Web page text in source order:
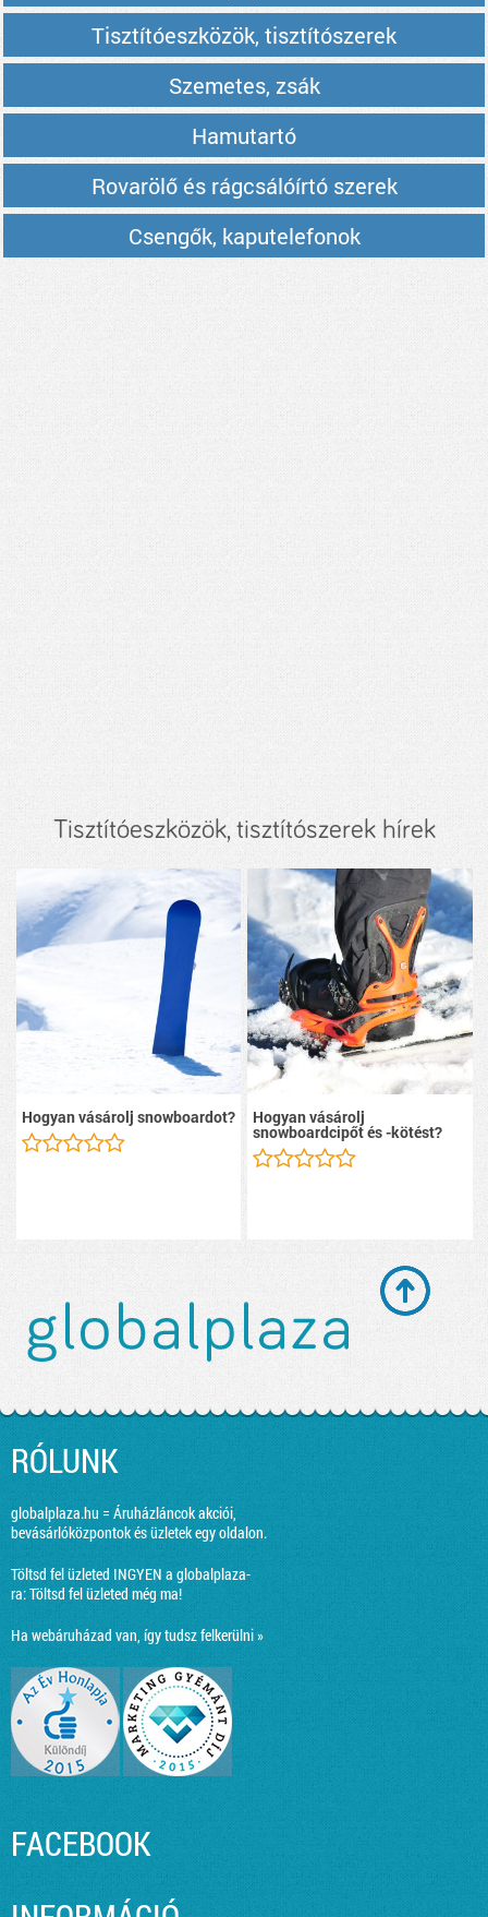
Tisztítóeszközök, tisztítószerek
Szemetes, zsák
Hamutartó
Rovarölő és rágcsálóírtó szerek
Csengők, kaputelefonok
Tisztítóeszközök, tisztítószerek hírek
Hogyan vásárolj snowboardot? Hogyan vásárolj
snowboardcipőt és -kötést?
RÓLUNK
globalplaza.hu = Áruházláncok akciói,
bevásárlóközpontok és üzletek egy oldalon.
Töltsd fel üzleted INGYEN a globalplaza-
ra:Töltsd fel üzleted még ma!
Ha webáruházad van, így tudsz felkerülni »
FACEBOOK